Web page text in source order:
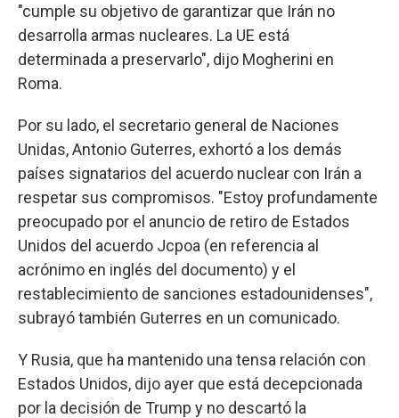
"cumple su objetivo de garantizar que Irán no
desarrolla armas nucleares. La UE está
determinada a preservarlo", dijo Mogherini en
Roma.
Por su lado, el secretario general de Naciones
Unidas, Antonio Guterres, exhortó a los demás
países signatarios del acuerdo nuclear con Irán a
respetar sus compromisos. "Estoy profundamente
preocupado por el anuncio de retiro de Estados
Unidos del acuerdo Jcpoa (en referencia al
acrónimo en inglés del documento) y el
restablecimiento de sanciones estadounidenses",
subrayó también Guterres en un comunicado.
Y Rusia, que ha mantenido una tensa relación con
Estados Unidos, dijo ayer que está decepcionada
por la decisión de Trump y no descartó la